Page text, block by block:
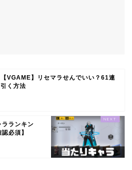
【VGAME】リセマラせんでいい？61連
引く方法
ラランキン
必須】